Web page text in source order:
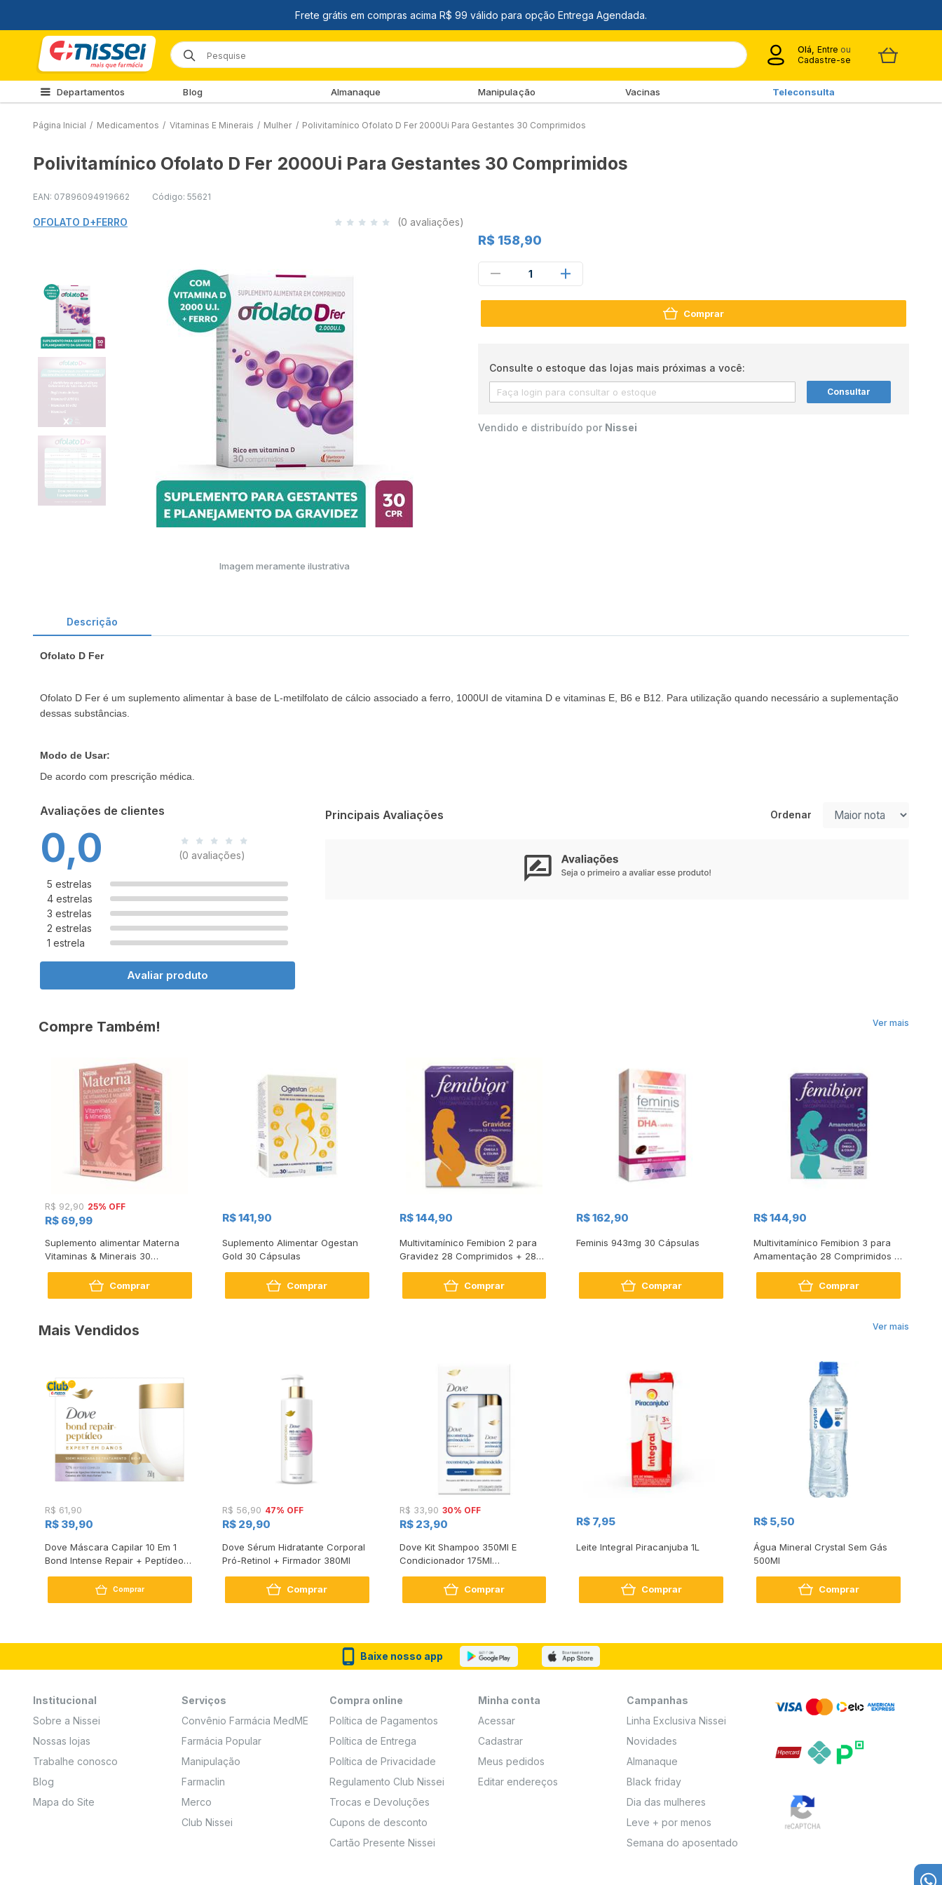
Olá, Entre ou
Cadastre-se
Departamentos Blog Almanaque Manipulação Vacinas Teleconsulta
Página Inicial / Medicamentos / Vitaminas E Minerais / Mulher / Polivitamínico Ofolato D Fer 2000Ui Para Gestantes 30 Comprimidos
Polivitamínico Ofolato D Fer 2000Ui Para Gestantes 30 Comprimidos
EAN: 07896094919662 Código: 55621
OFOLATO D+FERRO (0 avaliações)
Imagem meramente ilustrativa
R$ 158,90
1
Comprar
Consulte o estoque das lojas mais próximas a você:
Consultar
Vendido e distribuído por Nissei
Descrição
Ofolato D Fer
Ofolato D Fer é um suplemento alimentar à base de L-metilfolato de cálcio associado a ferro, 1000UI de vitamina D e vitaminas E, B6 e B12. Para utilização quando necessário a suplementação
dessas substâncias.
Modo de Usar:
De acordo com prescrição médica.
Avaliações de clientes
0,0 (0 avaliações)
5 estrelas
4 estrelas
3 estrelas
2 estrelas
1 estrela
Avaliar produto
Principais Avaliações Ordenar
Ver mais
Compre Também!
R$ 92,90 25% OFF
R$ 69,99
Suplemento alimentar Materna
Vitaminas & Minerais 30
Unidades
Comprar
R$ 141,90
Suplemento Alimentar Ogestan
Gold 30 Cápsulas
Comprar
R$ 144,90
Multivitamínico Femibion 2 para
Gravidez 28 Comprimidos + 28
Cápsulas
Comprar
R$ 162,90
Feminis 943mg 30 Cápsulas
Comprar
R$ 144,90
Multivitamínico Femibion 3 para
Amamentação 28 Comprimidos e
28 Cápsulas
Comprar
Ver mais
Mais Vendidos
R$ 61,90
R$ 39,90
Dove Máscara Capilar 10 Em 1
Bond Intense Repair + Peptídeo
Comprar
R$ 56,90 47% OFF
R$ 29,90
Dove Sérum Hidratante Corporal
Pró-Retinol + Firmador 380Ml
Comprar
R$ 33,90 30% OFF
R$ 23,90
Dove Kit Shampoo 350Ml E
Condicionador 175Ml
Comprar
R$ 7,95
Leite Integral Piracanjuba 1L
Comprar
R$ 5,50
Água Mineral Crystal Sem Gás
500Ml
Comprar
Baixe nosso app
Institucional
Sobre a Nissei
Nossas lojas
Trabalhe conosco
Blog
Mapa do Site
Serviços
Convênio Farmácia MedME
Farmácia Popular
Manipulação
Farmaclin
Merco
Club Nissei
Compra online
Política de Pagamentos
Política de Entrega
Política de Privacidade
Regulamento Club Nissei
Trocas e Devoluções
Cupons de desconto
Cartão Presente Nissei
Minha conta
Acessar
Cadastrar
Meus pedidos
Editar endereços
Campanhas
Linha Exclusiva Nissei
Novidades
Almanaque
Black friday
Dia das mulheres
Leve + por menos
Semana do aposentado